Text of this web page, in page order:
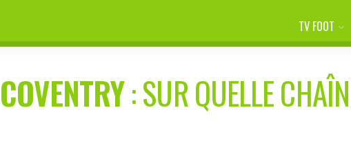
TV FOOT
COVENTRY: SUR QUELLE